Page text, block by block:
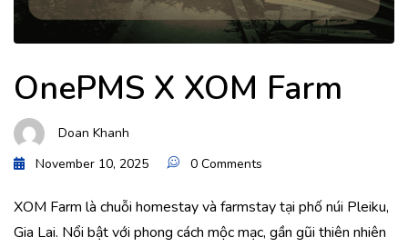
OnePMS X XOM Farm
Doan Khanh
November 10, 2025
0 Comments
XOM Farm là chuỗi homestay và farmstay tại phố núi Pleiku,
Gia Lai. Nổi bật với phong cách mộc mạc, gần gũi thiên nhiên